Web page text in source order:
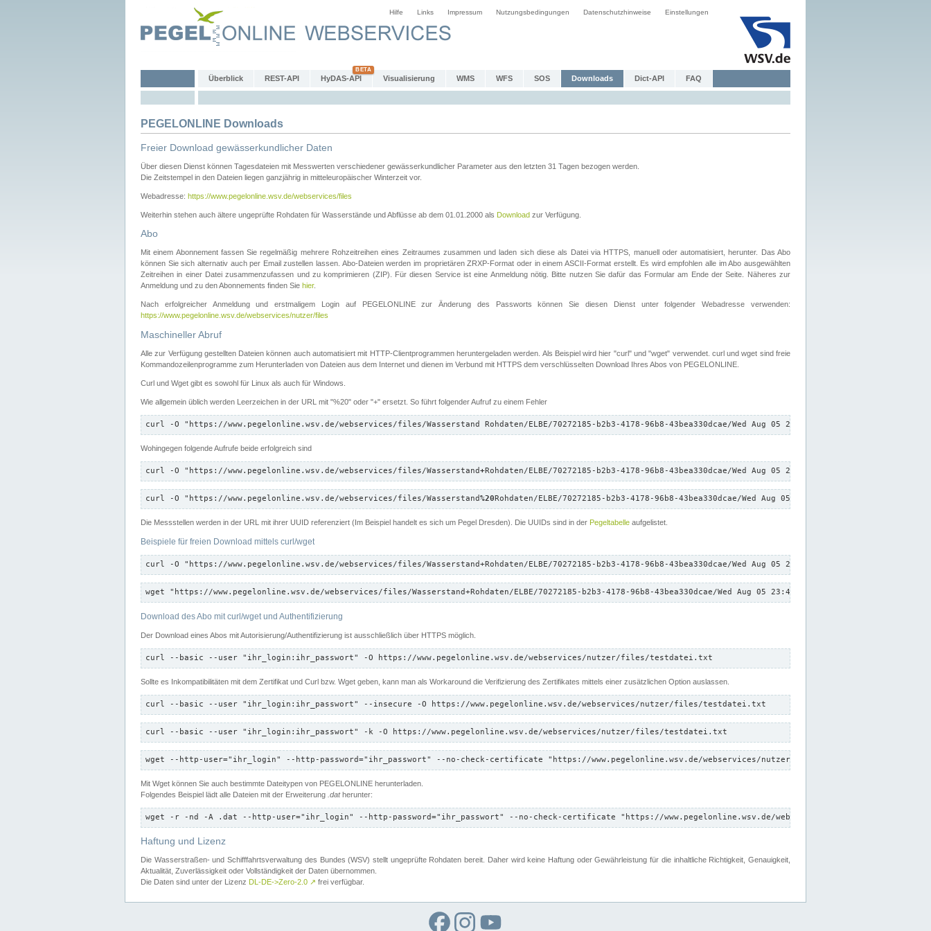
Hilfe Links Impressum Nutzungsbedingungen Datenschutzhinweise Einstellungen
Überblick REST-API HyDAS-API Visualisierung WMS WFS SOS Downloads Dict-API FAQ
PEGELONLINE Downloads
Freier Download gewässerkundlicher Daten
Über diesen Dienst können Tagesdateien mit Messwerten verschiedener gewässerkundlicher Parameter aus den letzten 31 Tagen bezogen werden.
Die Zeitstempel in den Dateien liegen ganzjährig in mitteleuropäischer Winterzeit vor.
Webadresse: https://www.pegelonline.wsv.de/webservices/files
Weiterhin stehen auch ältere ungeprüfte Rohdaten für Wasserstände und Abflüsse ab dem 01.01.2000 als Download zur Verfügung.
Abo
Mit einem Abonnement fassen Sie regelmäßig mehrere Rohzeitreihen eines Zeitraumes zusammen und laden sich diese als Datei via HTTPS, manuell oder automatisiert, herunter. Das Abo
können Sie sich alternativ auch per Email zustellen lassen. Abo-Dateien werden im proprietären ZRXP-Format oder in einem ASCII-Format erstellt. Es wird empfohlen alle im Abo ausgewählten
Zeitreihen in einer Datei zusammenzufassen und zu komprimieren (ZIP). Für diesen Service ist eine Anmeldung nötig. Bitte nutzen Sie dafür das Formular am Ende der Seite. Näheres zur
Anmeldung und zu den Abonnements finden Sie hier.
Nach erfolgreicher Anmeldung und erstmaligem Login auf PEGELONLINE zur Änderung des Passworts können Sie diesen Dienst unter folgender Webadresse verwenden:
https://www.pegelonline.wsv.de/webservices/nutzer/files
Maschineller Abruf
Alle zur Verfügung gestellten Dateien können auch automatisiert mit HTTP-Clientprogrammen heruntergeladen werden. Als Beispiel wird hier "curl" und "wget" verwendet. curl und wget sind freie
Kommandozeilenprogramme zum Herunterladen von Dateien aus dem Internet und dienen im Verbund mit HTTPS dem verschlüsselten Download Ihres Abos von PEGELONLINE.
Curl und Wget gibt es sowohl für Linux als auch für Windows.
Wie allgemein üblich werden Leerzeichen in der URL mit "%20" oder "+" ersetzt. So führt folgender Aufruf zu einem Fehler
curl -O "https://www.pegelonline.wsv.de/webservices/files/Wasserstand Rohdaten/ELBE/70272185-b2b3-4178-96b8-43bea330dcae/Wed Aug 05 23:47:51 CEST 2026/down.txt"
Wohingegen folgende Aufrufe beide erfolgreich sind
curl -O "https://www.pegelonline.wsv.de/webservices/files/Wasserstand+Rohdaten/ELBE/70272185-b2b3-4178-96b8-43bea330dcae/Wed Aug 05 23:47:51 CEST 2026/down.txt"
curl -O "https://www.pegelonline.wsv.de/webservices/files/Wasserstand%20Rohdaten/ELBE/70272185-b2b3-4178-96b8-43bea330dcae/Wed Aug 05 23:47:51 CEST 2026/down.txt"
Die Messstellen werden in der URL mit ihrer UUID referenziert (Im Beispiel handelt es sich um Pegel Dresden). Die UUIDs sind in der Pegeltabelle aufgelistet.
Beispiele für freien Download mittels curl/wget
curl -O "https://www.pegelonline.wsv.de/webservices/files/Wasserstand+Rohdaten/ELBE/70272185-b2b3-4178-96b8-43bea330dcae/Wed Aug 05 23:47:51 CEST 2026/down.txt"
wget "https://www.pegelonline.wsv.de/webservices/files/Wasserstand+Rohdaten/ELBE/70272185-b2b3-4178-96b8-43bea330dcae/Wed Aug 05 23:47:51 CEST 2026/down.txt"
Download des Abo mit curl/wget und Authentifizierung
Der Download eines Abos mit Autorisierung/Authentifizierung ist ausschließlich über HTTPS möglich.
curl --basic --user "ihr_login:ihr_passwort" -O https://www.pegelonline.wsv.de/webservices/nutzer/files/testdatei.txt
Sollte es Inkompatibilitäten mit dem Zertifikat und Curl bzw. Wget geben, kann man als Workaround die Verifizierung des Zertifikates mittels einer zusätzlichen Option auslassen.
curl --basic --user "ihr_login:ihr_passwort" --insecure -O https://www.pegelonline.wsv.de/webservices/nutzer/files/testdatei.txt
curl --basic --user "ihr_login:ihr_passwort" -k -O https://www.pegelonline.wsv.de/webservices/nutzer/files/testdatei.txt
wget --http-user="ihr_login" --http-password="ihr_passwort" --no-check-certificate "https://www.pegelonline.wsv.de/webservices/nutzer/files/testdatei.txt"
Mit Wget können Sie auch bestimmte Dateitypen von PEGELONLINE herunterladen.
Folgendes Beispiel lädt alle Dateien mit der Erweiterung .datherunter:
wget -r -nd -A .dat --http-user="ihr_login" --http-password="ihr_passwort" --no-check-certificate "https://www.pegelonline.wsv.de/webservices/nutzer/files"
Haftung und Lizenz
Die Wasserstraßen- und Schifffahrtsverwaltung des Bundes (WSV) stellt ungeprüfte Rohdaten bereit. Daher wird keine Haftung oder Gewährleistung für die inhaltliche Richtigkeit, Genauigkeit,
Aktualität, Zuverlässigkeit oder Vollständigkeit der Daten übernommen.
Die Daten sind unter der Lizenz DL-DE->Zero-2.0 ↗ frei verfügbar.